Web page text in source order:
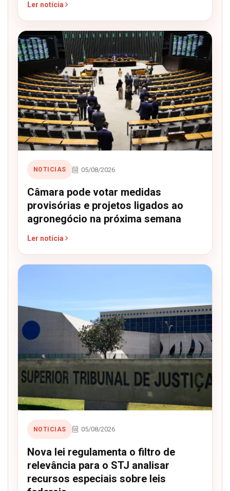
Ler notícia
NOTICIAS 05/08/2026
Câmara pode votar medidas
provisórias e projetos ligados ao
agronegócio na próxima semana
Ler notícia
NOTICIAS 05/08/2026
Nova lei regulamenta o filtro de
relevância para o STJ analisar
recursos especiais sobre leis